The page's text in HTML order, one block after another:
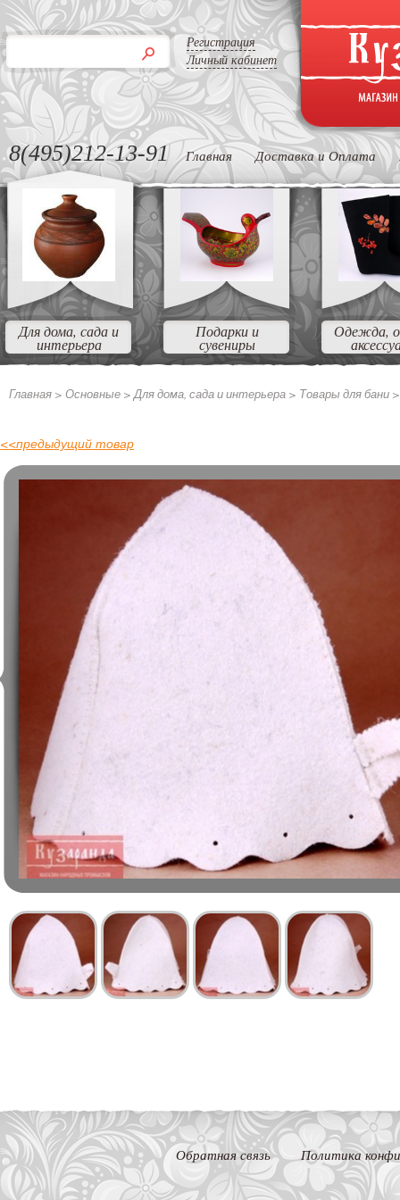
Регистрация
Личный кабинет
8(495)212-13-91 Главная Доставка и Оплата
Для дома, сада и
интерьера
Подарки и
сувениры
Одежда,
Главная > Основные >Для дома, сада и интерьера > Товары для бани
<<предыдущий товар
Обратная связь Политика